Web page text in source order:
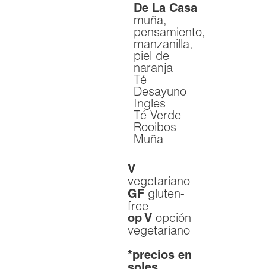
De La Casa
muña,
pensamiento,
manzanilla,
piel de
naranja
Té
Desayuno
Ingles
Té Verde
Rooibos
Muña
V
vegetariano
GF gluten-
free
op V opción
vegetariano
*precios en